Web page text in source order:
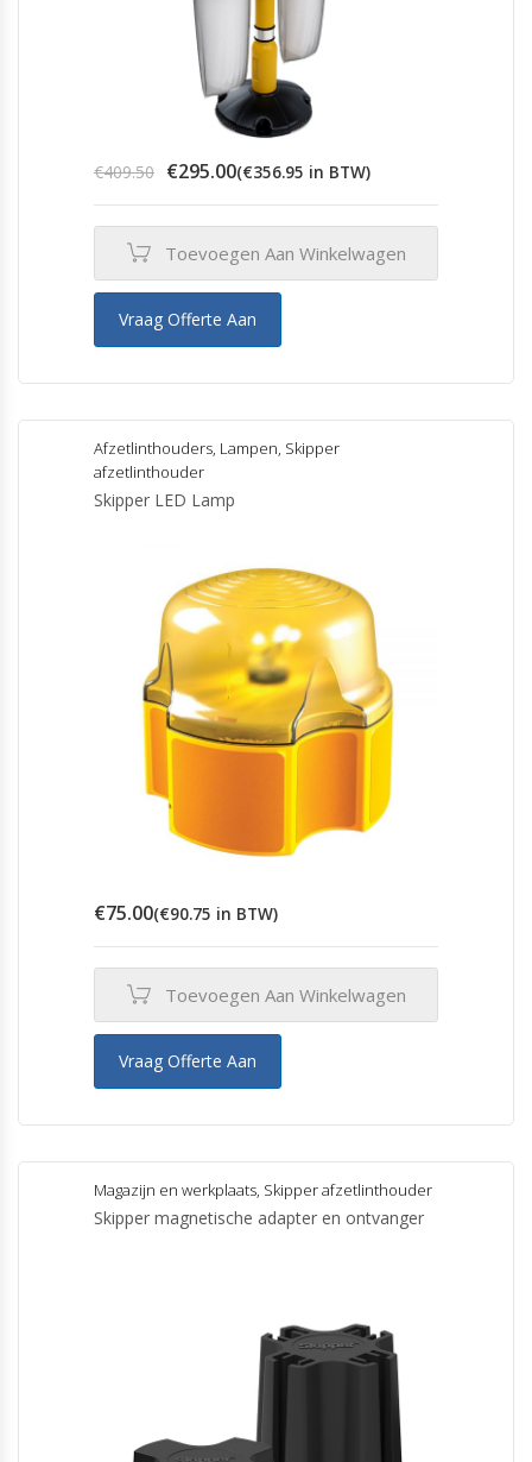
€409.50 Oorspronkelijke
€295.00Huidige
(€356.95 in BTW)
Toevoegen Aan Winkelwagen
Vraag Offerte Aan
Afzetlinthouders, Lampen, Skipper
afzetlinthouder
Skipper LED Lamp
€75.00(€90.75 in BTW)
Toevoegen Aan Winkelwagen
Vraag Offerte Aan
Magazijn en werkplaats, Skipper afzetlinthouder
Skipper magnetische adapter en ontvanger